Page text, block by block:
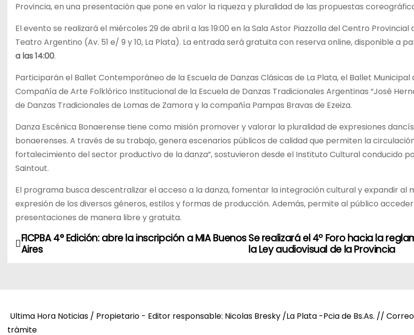
Provincia, en una presentación que pone en valor la riqueza y pluralidad de las propuestas
El evento se realizará el miércoles 29 de abril a las 19:00 en la Sala Astor Piazzolla del Centro Provincial
Teatro Argentino (Av. 51 e/ 9 y 10, La Plata). La entrada será gratuita con reserva online, disponible a
a las 14:00.
Participarán el Ballet Contemporáneo de la Escuela de Danzas Clásicas de La Plata, el Ballet Municipal
Compañía de Arte Folklórico Institucional de la Escuela de Danzas Tradicionales Argentinas “José
de Danzas Tradicionales de Lomas de Zamora y la compañía Pampas Bravas de Ezeiza.
Danza Escénica Bonaerense tiene como misión promover y valorar la pluralidad de expresiones
bonaerenses. A través de su trabajo, genera escenarios públicos de calidad que permiten la
fortalecimiento del sector productivo de la danza”, sostuvieron desde el Instituto Cultural conducido
Saintout.
El programa busca descentralizar el acceso a la danza, fomentar la integración cultural y expandir al
expresión de los diversos géneros, estilos y formas de producción. Además, permite al público
presentaciones de manera libre y gratuita.
N
g
Se realizará el 4º Foro hacia la
la Ley audiovisual de la Provincia
FICPBA 4° Edición: abre la inscripción a MIA Buenos
Aires
Ultima Hora Noticias / Propietario - Editor responsable: Nicolas Bresky /La Plata -Pcia de Bs.As. //
trámite